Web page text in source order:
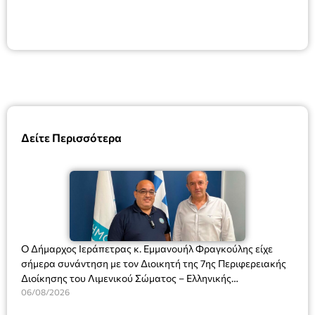
Δείτε Περισσότερα
Ο Δήμαρχος Ιεράπετρας κ. Εμμανουήλ Φραγκούλης είχε
σήμερα συνάντηση με τον Διοικητή της 7ης Περιφερειακής
Διοίκησης του Λιμενικού Σώματος – Ελληνικής
Ακτοφυλακής (Λ.Σ.-ΕΛ.ΑΚΤ.), Αρχιπλοίαρχο Λ.Σ. κ. Ιωάννη
06/08/2026